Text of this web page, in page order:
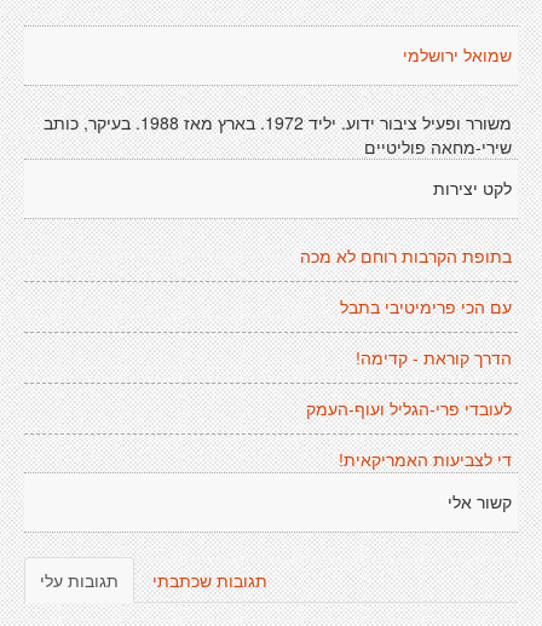
שמואל ירושלמי
משורר ופעיל ציבור ידוע. יליד 1972. בארץ מאז 1988. בעיקר, כותב
שירי-מחאה פוליטיים
לקט יצירות
בתופת הקרבות רוחם לא מכה
עם הכי פרימיטיבי בתבל
הדרך קוראת - קדימה!
לעובדי פרי-הגליל ועוף-העמק
די לצביעות האמריקאית!
קשור אלי
תגובות עלי תגובות שכתבתי